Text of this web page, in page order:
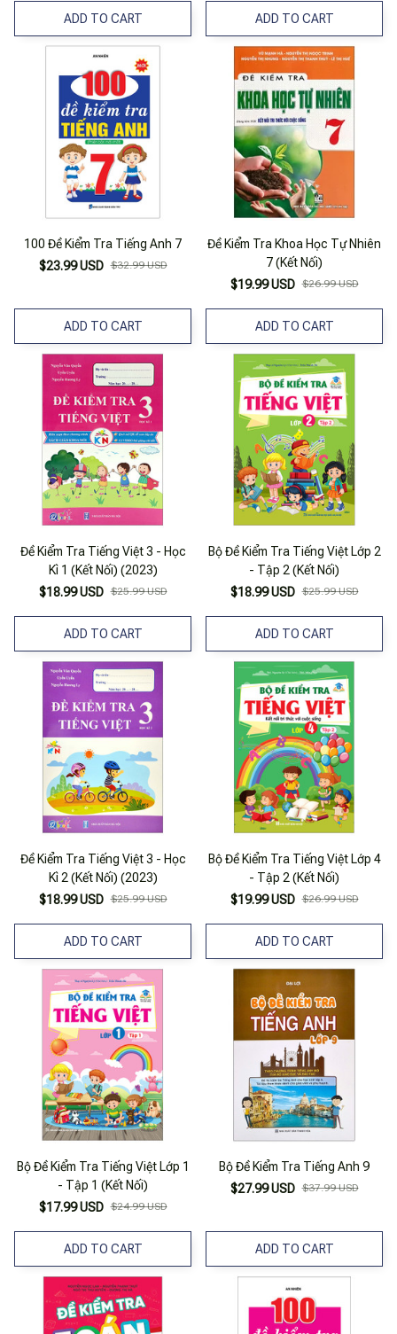
ADD TO CART ADD TO CART
100 Đề Kiểm Tra Tiếng Anh 7
$23.99 USD $32.99 USD
ADD TO CART
Đề Kiểm Tra Khoa Học Tự Nhiên
7 (Kết Nối)
$19.99 USD $26.99 USD
ADD TO CART
Đề Kiểm Tra Tiếng Việt 3 - Học
Kì 1 (Kết Nối) (2023)
$18.99 USD $25.99 USD
ADD TO CART
Bộ Đề Kiểm Tra Tiếng Việt Lớp 2
- Tập 2 (Kết Nối)
$18.99 USD $25.99 USD
ADD TO CART
Đề Kiểm Tra Tiếng Việt 3 - Học
Kì 2 (Kết Nối) (2023)
$18.99 USD $25.99 USD
ADD TO CART
Bộ Đề Kiểm Tra Tiếng Việt Lớp 4
- Tập 2 (Kết Nối)
$19.99 USD $26.99 USD
ADD TO CART
Bộ Đề Kiểm Tra Tiếng Việt Lớp 1
- Tập 1 (Kết Nối)
$17.99 USD $24.99 USD
ADD TO CART
Bộ Đề Kiểm Tra Tiếng Anh 9
$27.99 USD $37.99 USD
ADD TO CART